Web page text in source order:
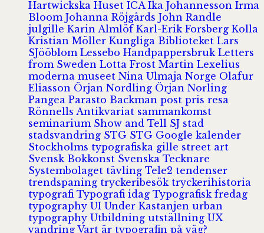
Hartwickska Huset ICA Ika Johannesson Irma
Bloom Johanna Röjgårds John Randle
julgille Karin Almlöf Karl-Erik Forsberg Kolla
Kristian Möller Kungliga Biblioteket Lars
SJööblom Lessebo Handpappersbruk Letters
from Sweden Lotta Frost Martin Lexelius
moderna museet Nina Ulmaja Norge Olafur
Eliasson Örjan Nordling Örjan Norling
Pangea Parasto Backman post pris resa
Rönnells Antikvariat sammankomst
seminarium Show and Tell SJ stad
stadsvandring STG STG Google kalender
Stockholms typografiska gille street art
Svensk Bokkonst Svenska Tecknare
Systembolaget tävling Tele2 tendenser
trendspaning tryckeribesök tryckerihistoria
typografi Typografi idag Typografisk fredag
typography UI Under Kastanjen urban
typography Utbildning utställning UX
vandring Vart är typografin på väg?